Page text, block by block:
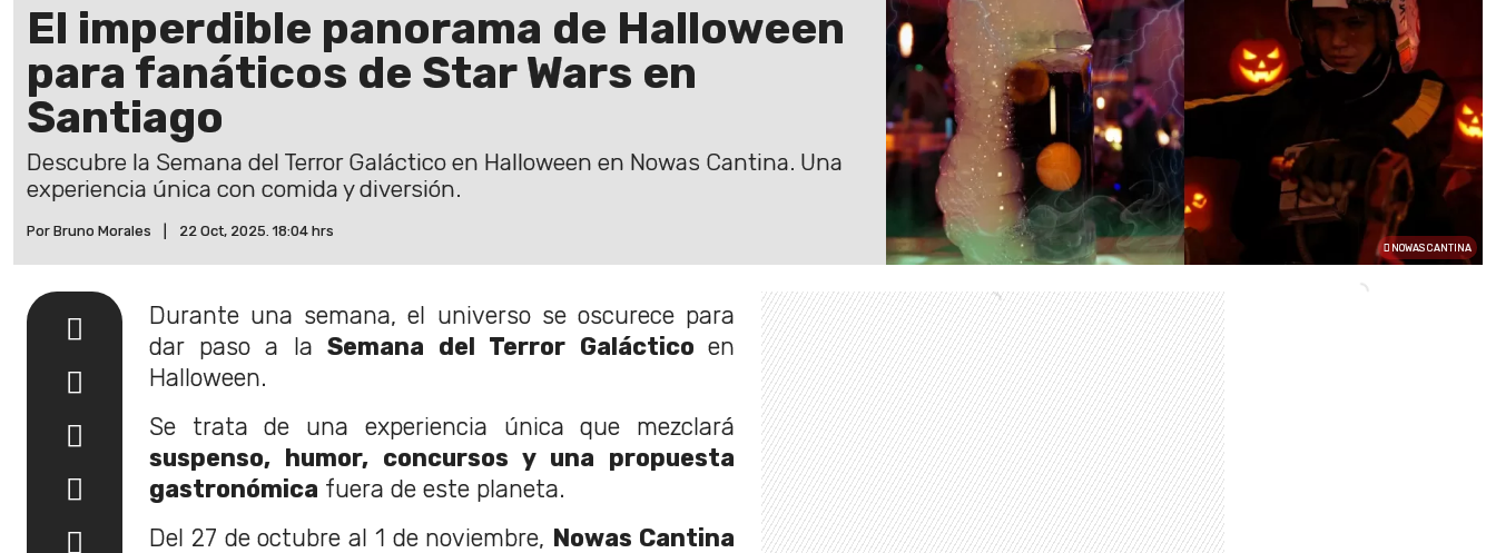
El imperdible panorama de Halloween
para fanáticos de Star Wars en
Santiago
Descubre la Semana del Terror Galáctico en Halloween en Nowas Cantina. Una
experiencia única con comida y diversión.
Por Bruno Morales 22 Oct, 2025. 18:04 hrs
NOWAS CANTINA
Durante una semana, el universo se oscurece para
dar paso a la Semana del Terror Galáctico en
Halloween.
Se trata de una experiencia única que mezclará
suspenso, humor, concursos y una propuesta
gastronómica fuera de este planeta.
Del 27 de octubre al 1 de noviembre, Nowas Cantina